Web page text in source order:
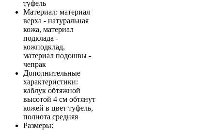
туфель
Материал: материал
верха - натуральная
кожа, материал
подклада -
кожподклад,
материал подошвы -
чепрак
Дополнительные
характеристики:
каблук обтяжной
высотой 4 см обтянут
кожей в цвет туфель,
полнота средняя
Размеры: